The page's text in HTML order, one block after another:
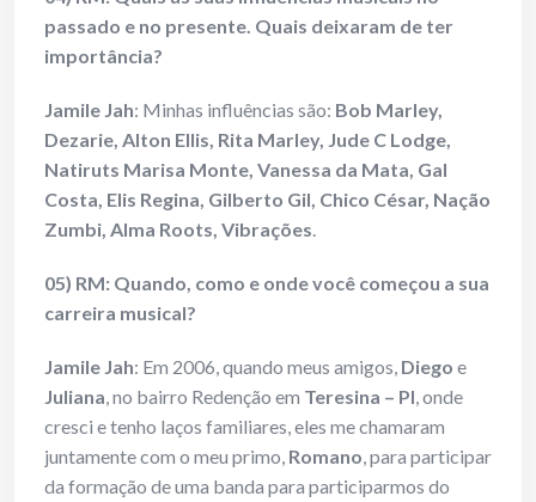
passado e no presente. Quais deixaram de ter
importância?
Jamile Jah: Minhas influências são: Bob Marley,
Dezarie, Alton Ellis, Rita Marley, Jude C Lodge,
Natiruts Marisa Monte, Vanessa da Mata, Gal
Costa, Elis Regina, Gilberto Gil, Chico César, Nação
Zumbi, Alma Roots, Vibrações.
05) RM: Quando, como e onde você começou a sua
carreira musical?
Jamile Jah: Em 2006, quando meus amigos, Diego e
Juliana, no bairro Redenção em Teresina – PI, onde
cresci e tenho laços familiares, eles me chamaram
juntamente com o meu primo, Romano, para participar
da formação de uma banda para participarmos do